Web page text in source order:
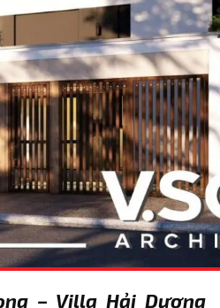
– Villa Hải Dương